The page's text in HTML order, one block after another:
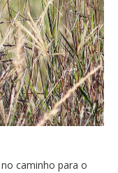
caminho para o